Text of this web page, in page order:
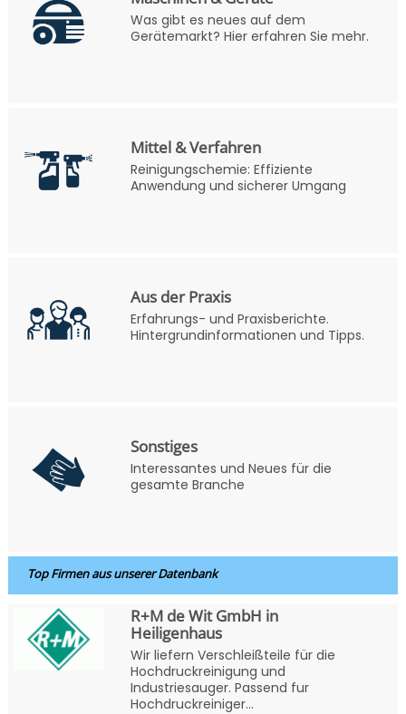
Was gibt es neues auf dem
Gerätemarkt? Hier erfahren Sie mehr.
Mittel & Verfahren
Reinigungschemie: Effiziente
Anwendung und sicherer Umgang
Aus der Praxis
Erfahrungs- und Praxisberichte.
Hintergrundinformationen und Tipps.
Sonstiges
Interessantes und Neues für die
gesamte Branche
Top Firmen aus unserer Datenbank
R+M de Wit GmbH in
Heiligenhaus
Wir liefern Verschleißteile für die
Hochdruckreinigung und
Industriesauger. Passend fur
Hochdruckreiniger...